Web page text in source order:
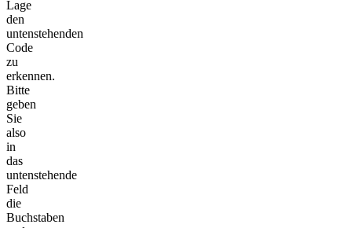
Lage
den
untenstehenden
Code
zu
erkennen.
Bitte
geben
Sie
also
in
das
untenstehende
Feld
die
Buchstaben